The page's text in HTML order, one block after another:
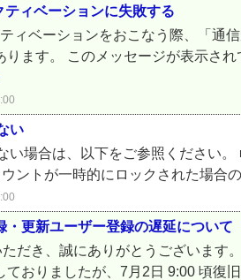
ィベーションに失敗する
ィベーションをおこなう際、「通
ます。 このメッセージが表示さ
い
い場合は、以下をご参照ください
ントが一時的にロックされた場合
・更新ユーザー登録の遅延について
だき、誠にありがとうございま
おりましたが、7月2日 9:00 頃復